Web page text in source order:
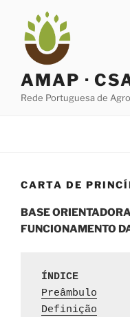
conteúdo
AMAP ·
Rede Portuguesa de
CARTA DE
BASE
FUNCIONAMENTO
ÍNDICE
Preâmbulo
Definição